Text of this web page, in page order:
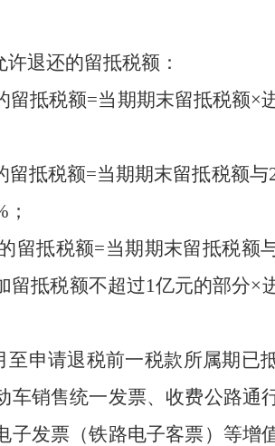
退还的留抵税额：
留抵税额=当期期末留抵税额×
抵税额=当期期末留抵税额与
；
留抵税额=当期期末留抵税额
留抵税额不超过1亿元的部分×
至申请退税前一税款所属期已
销售统一发票、收费公路通
发票（铁路电子客票）等增